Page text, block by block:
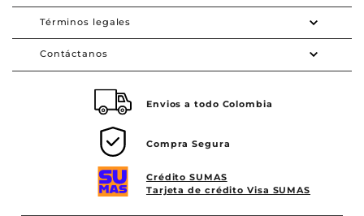
Términos legales
Contáctanos
Envios a todo Colombia
Compra Segura
Crédito SUMAS
Tarjeta de crédito Visa SUMAS